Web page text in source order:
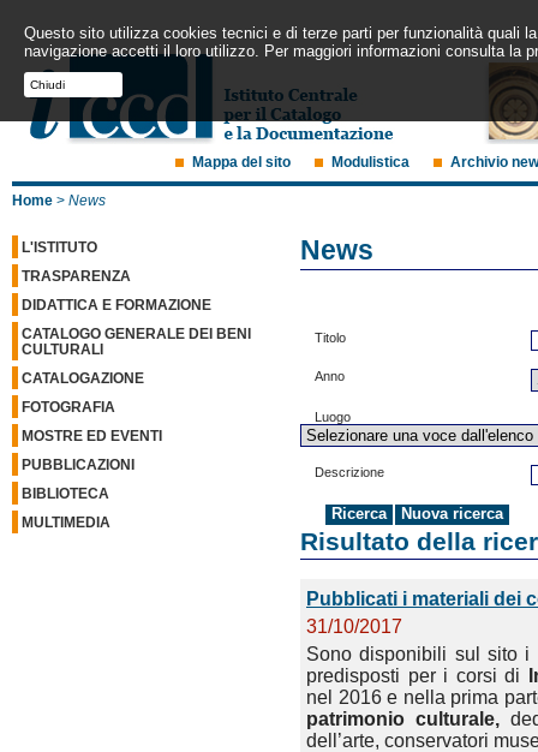
Questo sito utilizza cookies tecnici e di terze parti per funzionalità quali
navigazione accetti il loro utilizzo. Per maggiori informazioni consulta la
Chiudi
Mappa del sito Modulistica Archivio
Home > News
L'ISTITUTO
TRASPARENZA
DIDATTICA E FORMAZIONE
CATALOGO GENERALE DEI BENI
CULTURALI
CATALOGAZIONE
FOTOGRAFIA
MOSTRE ED EVENTI
PUBBLICAZIONI
BIBLIOTECA
MULTIMEDIA
News
Titolo
Anno
Luogo
Descrizione
Risultato della
Pubblicati i materiali dei
31/10/2017
Sono disponibili sul sito i
predisposti per i corsi di
nel 2016 e nella prima
patrimonio culturale,
dell’arte, conservatori